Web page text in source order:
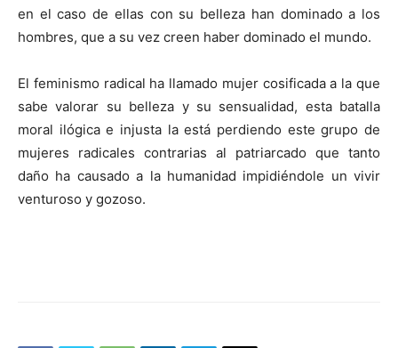
en el caso de ellas con su belleza han dominado a los
hombres, que a su vez creen haber dominado el mundo.
El feminismo radical ha llamado mujer cosificada a la que
sabe valorar su belleza y su sensualidad, esta batalla
moral ilógica e injusta la está perdiendo este grupo de
mujeres radicales contrarias al patriarcado que tanto
daño ha causado a la humanidad impidiéndole un vivir
venturoso y gozoso.